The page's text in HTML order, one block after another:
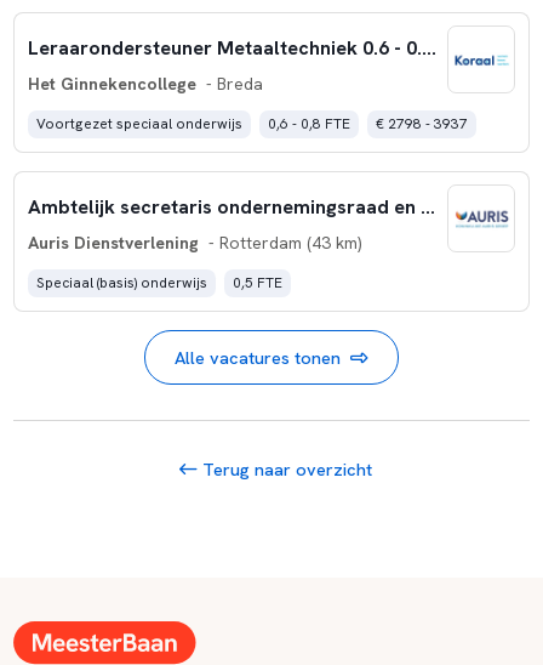
Leraarondersteuner Metaaltechniek 0.6 - 0.8 fte - Het Ginnekencollege Breda
Het Ginnekencollege - Breda
Voortgezet speciaal onderwijs 0,6 - 0,8 FTE € 2798 - 3937
Ambtelijk secretaris ondernemingsraad en cliëntenraad
Auris Dienstverlening - Rotterdam (43 km)
Speciaal (basis) onderwijs 0,5 FTE
Alle vacatures tonen
Terug naar overzicht